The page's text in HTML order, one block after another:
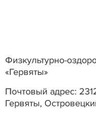
Физкультурно-
«Гервяты»
Почтовый адрес:
Гервяты,